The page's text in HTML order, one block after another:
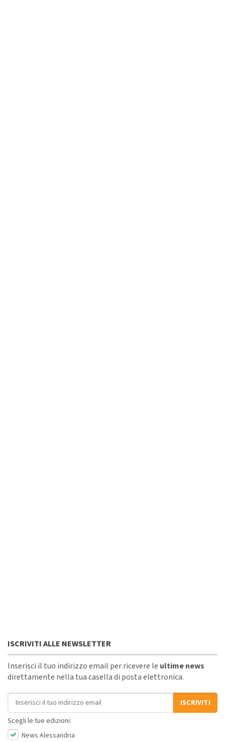
ISCRIVITI ALLE NEWSLETTER
Inserisci il tuo indirizzo email per ricevere le ultime news
direttamente nella tua casella di posta elettronica.
Indirizzo email
ISCRIVITI
Scegli le tue edizioni:
News Alessandria